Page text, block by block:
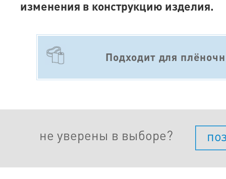
изменения в конструкцию изделия.
Подходит для
не уверены в выборе?